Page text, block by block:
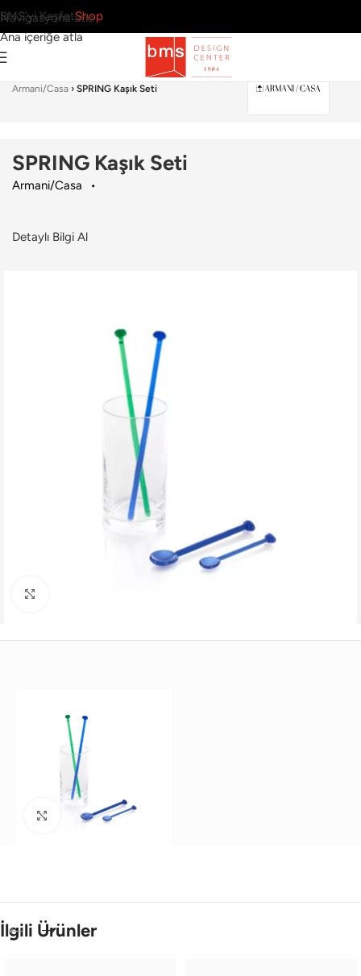
Navigasyona atla
Ana içeriğe atla
BMS’yi KeşfetShop
Çatal & Bıçak & Kaşık Seti
Armani/Casa › SPRING Kaşık Seti
SPRING Kaşık Seti
Armani/Casa
Detaylı Bilgi Al
Büyütmek için tıklayın
İlgili Ürünler